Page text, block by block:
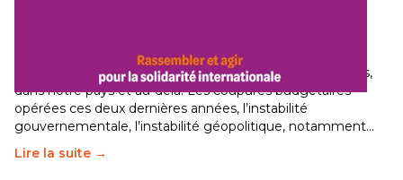
Le secteur humanitaire connaît des difficultés profondes,
dans notre pays et au-delà. Les coupures budgétaires
opérées ces deux dernières années, l’instabilité
gouvernementale, l’instabilité géopolitique, notamment…
Lire la suite →